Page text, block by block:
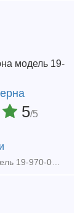
5/5